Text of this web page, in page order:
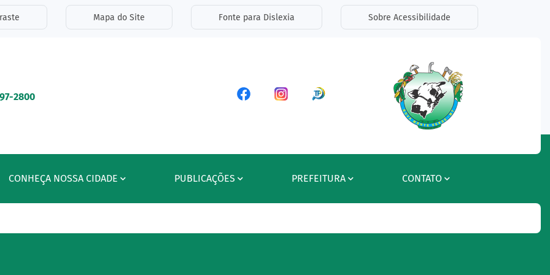
de acessibilidade
Mapa do Site Fonte para Dislexia Sobre Acessibilidade
2800 Acessar a Rede Social Facebook
Acessar a Rede Social Instagram
Acessar a Rede Social Radar
CONHEÇA NOSSA CIDADE PUBLICAÇÕES PREFEITURA CONTATO